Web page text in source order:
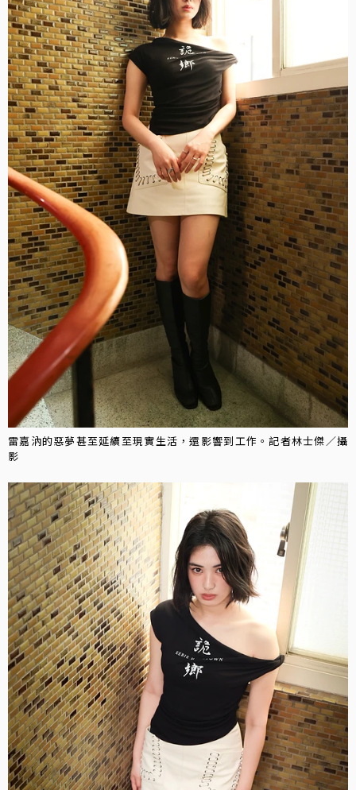
雷嘉汭的惡夢甚至延續至現實生活，還影響到工作。記者林士傑／攝
影